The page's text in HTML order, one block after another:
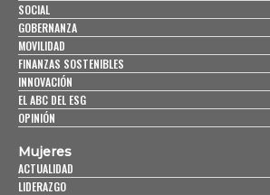
SOCIAL
GOBERNANZA
MOVILIDAD
FINANZAS SOSTENIBLES
INNOVACIÓN
EL ABC DEL ESG
OPINIÓN
Mujeres
ACTUALIDAD
LIDERAZGO